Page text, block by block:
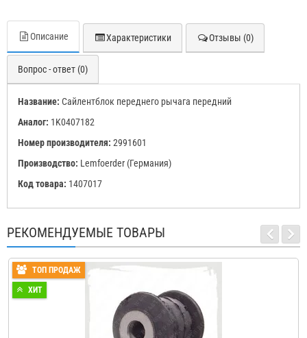
Описание Характеристики Отзывы (0)
Вопрос - ответ (0)
Название: Cайлентблок переднего рычага передний
Аналог: 1K0407182
Номер производителя: 2991601
Производство: Lemfoerder (Германия)
Код товара: 1407017
РЕКОМЕНДУЕМЫЕ ТОВАРЫ
ТОП ПРОДАЖ
ХИТ